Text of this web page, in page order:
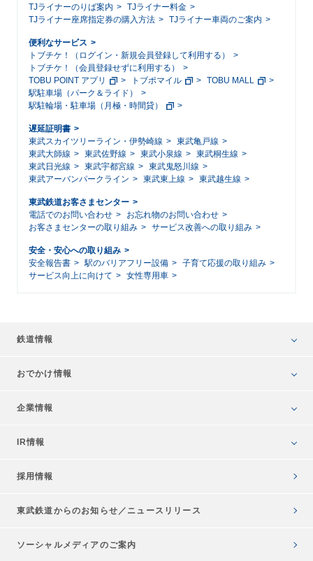
TJライナーのりば案内
TJライナー料金
TJライナー座席指定券の購入方法
TJライナー車両のご案内
便利なサービス
トブチケ！（ログイン・新規会員登録して利用する）
トブチケ！（会員登録せずに利用する）
TOBU POINT アプリ
トブポマイル
TOBU MALL
駅駐車場（パーク＆ライド）
駅駐輪場・駐車場（月極・時間貸）
遅延証明書
東武スカイツリーライン・伊勢崎線
東武亀戸線
東武大師線
東武佐野線 東武小泉線
東武桐生線
東武日光線
東武宇都宮線
東武鬼怒川線
東武アーバンパークライン
東武東上線 東武越生線
東武鉄道お客さまセンター
電話でのお問い合わせ
お忘れ物のお問い合わせ
お客さまセンターの取り組み
サービス改善への取り組み
安全・安心への取り組み
安全報告書
駅のバリアフリー設備
子育て応援の取り組み
サービス向上に向けて
女性専用車
鉄道情報
おでかけ情報
企業情報
IR情報
採用情報
東武鉄道からのお知らせ／ ニュースリリース
ソーシャルメディアのご案内